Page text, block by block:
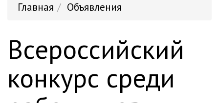
Главная Объявления
Всероссийский
конкурс среди